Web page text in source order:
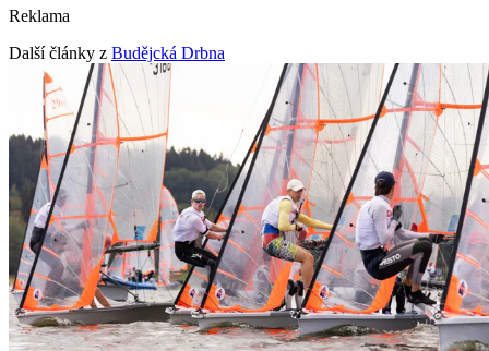
Reklama
Další články z Budějcká Drbna